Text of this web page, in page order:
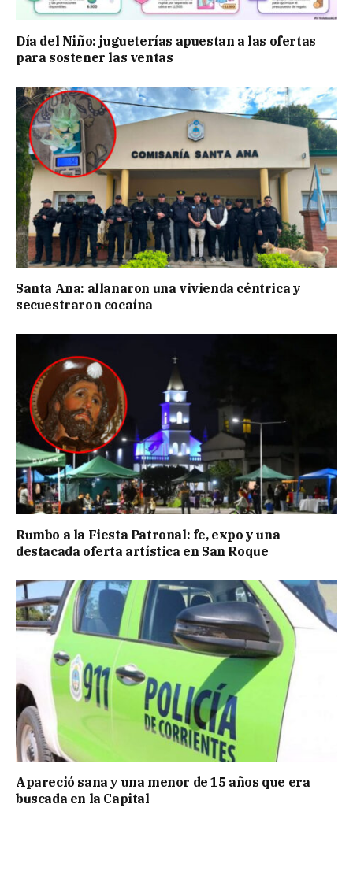
Día del Niño: jugueterías apuestan a las ofertas
para sostener las ventas
Santa Ana: allanaron una vivienda céntrica y
secuestraron cocaína
Rumbo a la Fiesta Patronal: fe, expo y una
destacada oferta artística en San Roque
Apareció sana y una menor de 15 años que era
buscada en la Capital